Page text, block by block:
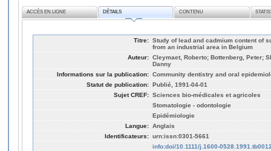
ACCÈS EN LIGNE DÉTAILS CONTENU
Titre: Study of lead and cadmium content of
from an industrial area in Belgium
Auteur: Cleymaet, Roberto; Bottenberg, Peter;
Danny
Informations sur la publication: Community dentistry and oral
Statut de publication: Publié, 1991-04-01
Sujet CREF: Sciences bio-médicales et agricoles
Stomatologie - odontologie
Epidémiologie
Langue: Anglais
Identificateurs: urn:issn:0301-5661
info:doi/10.1111/j.1600-